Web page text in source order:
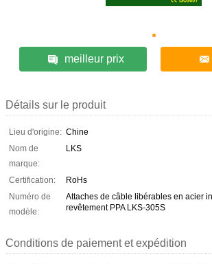
meilleur prix
Détails sur le produit
Lieu d'origine: Chine
Nom de
marque:
LKS
Certification:
RoHs
Numéro de
modèle:
Attaches de câble libérables en acier
revêtement PPA LKS-305S
Conditions de paiement et expédition